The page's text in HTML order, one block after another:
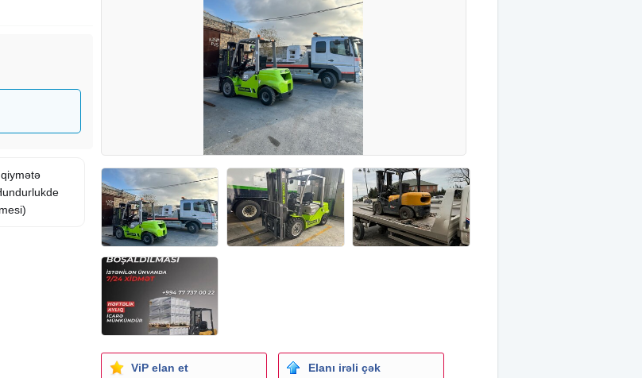
ViP elan et Elanı irəli çək